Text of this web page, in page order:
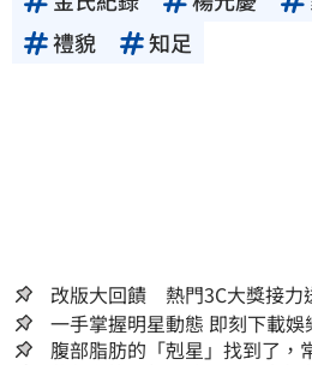
禮貌
知足
改版大回饋 熱門3C大獎接力
一手掌握明星動態
腹部脂肪的「剋星」找到了，